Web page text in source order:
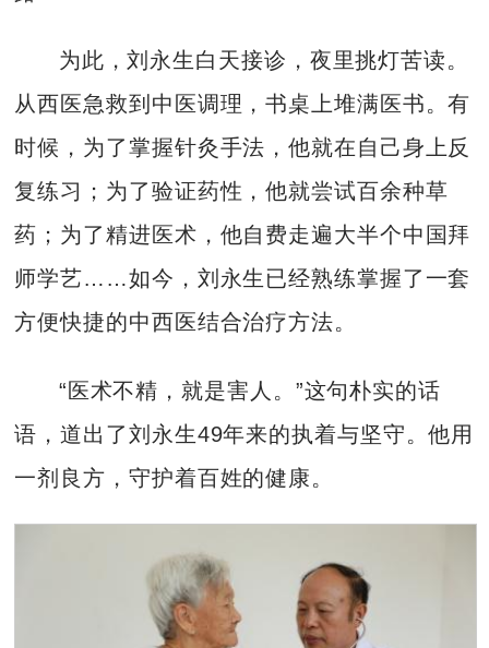
为此，刘永生白天接诊，夜里挑灯苦读。
从西医急救到中医调理，书桌上堆满医书。有
时候，为了掌握针灸手法，他就在自己身上反
复练习；为了验证药性，他就尝试百余种草
药；为了精进医术，他自费走遍大半个中国拜
师学艺……如今，刘永生已经熟练掌握了一套
方便快捷的中西医结合治疗方法。
“医术不精，就是害人。”这句朴实的话
语，道出了刘永生49年来的执着与坚守。他用
一剂良方，守护着百姓的健康。